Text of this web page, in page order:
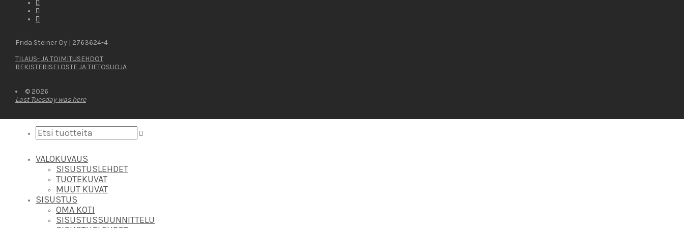
Frida Steiner Oy | 2763624-4
TILAUS- JA TOIMITUSEHDOT
REKISTERISELOSTE JA TIETOSUOJA
© 2026
Last Tuesday was here
VALOKUVAUS
SISUSTUSLEHDET
TUOTEKUVAT
MUUT KUVAT
SISUSTUS
OMA KOTI
SISUSTUSSUUNNITTELU